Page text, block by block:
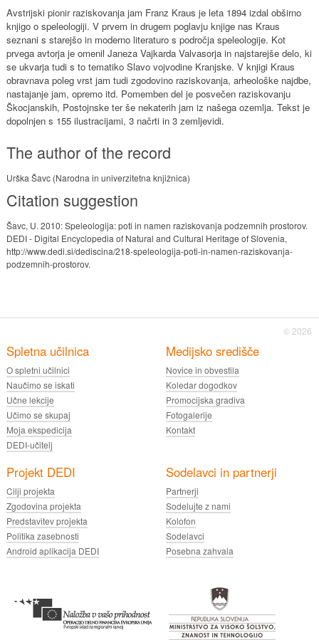
Avstrijski pionir raziskovanja jam Franz Kraus je leta 1894 izdal obširno
knjigo o speleologiji. V prvem in drugem poglavju knjige nas Kraus
seznani s starejšo in moderno literaturo s področja speleologije. Kot
prvega avtorja je omenil Janeza Vajkarda Valvasorja in najstarejše delo, ki
se ukvarja tudi s to tematiko Slavo vojvodine Kranjske. V knjigi Kraus
obravnava poleg vrst jam tudi zgodovino raziskovanja, arheološke najdbe,
nastajanje jam, opremo itd. Pomemben del je posvečen raziskovanju
Škocjanskih, Postojnske ter še nekaterih jam iz našega ozemlja. Tekst je
dopolnjen s 155 ilustracijami, 3 načrti in 3 zemljevidi.
The author of the record
Urška Šavc (Narodna in univerzitetna knjižnica)
Citation suggestion
Šavc, U. 2010: Speleologija: poti in namen raziskovanja podzemnih prostorov.
DEDI - Digital Encyclopedia of Natural and Cultural Heritage of Slovenia,
http://www.dedi.si/dediscina/218-speleologija-poti-in-namen-raziskovanja-
podzemnih-prostorov.
© 2026
Spletna učilnica
O spletni učilnici
Naučimo se iskati
Učne lekcije
Učimo se skupaj
Moja ekspedicija
DEDI-učitelj
Medijsko središče
Novice in obvestila
Koledar dogodkov
Promocijska gradiva
Fotogalerije
Kontakt
Projekt DEDI
Cilji projekta
Zgodovina projekta
Predstavitev projekta
Politika zasebnosti
Android aplikacija DEDI
Sodelavci in partnerji
Partnerji
Sodelujte z nami
Kolofon
Sodelavci
Posebna zahvala